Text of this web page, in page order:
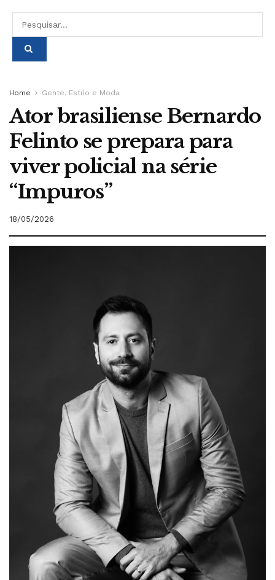
Home Gente, Estilo e Moda
Ator brasiliense Bernardo
Felinto se prepara para
viver policial na série
“Impuros”
18/05/2026